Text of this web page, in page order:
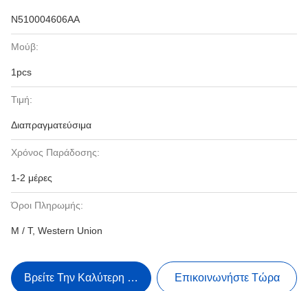
N510004606AA
Μούβ:
1pcs
Τιμή:
Διαπραγματεύσιμα
Χρόνος Παράδοσης:
1-2 μέρες
Όροι Πληρωμής:
Μ / Τ, Western Union
Βρείτε Την Καλύτερη Τιμή Επικοινωνήστε Τώρα